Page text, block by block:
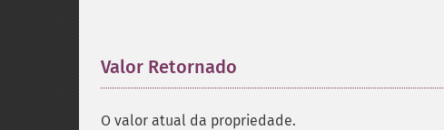
Valor Retornado
O valor atual da propriedade.